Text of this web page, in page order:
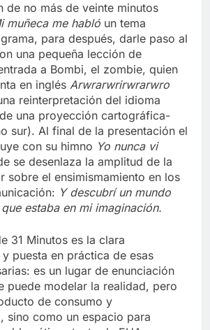
de no más de veinte minutos
muñeca me habló un tema
para después, darle paso al
una pequeña lección de
a Bombi, el zombie, quien
en inglés Arwrarwrirwrarwro
reinterpretación del idioma
una proyección cartográfica-
sur). Al final de la presentación el
con su himno Yo nunca vi
se desenlaza la amplitud de la
sobre el ensimismamiento en los
Y descubrí un mundo
estaba en mi imaginación.
31 Minutos es la clara
puesta en práctica de esas
es un lugar de enunciación
puede modelar la realidad, pero
de consumo y
sino como un espacio para